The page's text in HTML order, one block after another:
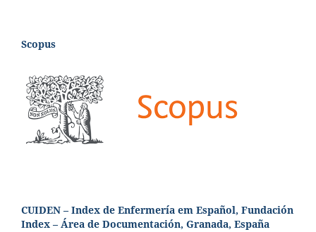
Scopus
CUIDEN – Index de Enfermería em Español, Fundación
Index – Área de Documentación, Granada, España